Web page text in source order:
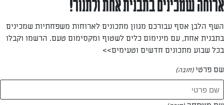
אבי, מנהל "הפורום"
—
ארוחה שמכינים בתבנית אחת ולתנור!
השף הלבן אסף עבורכם מגוון מתכונים לארוחות משפחתיות שמכינים
בתבנית אחת, עם מינימום כלים לשטוף ומקסימום טעם. הרשמו וקבלו
בכל שבוע מתכונים חדשים וטעימים>>
שם פרטי(חובה)